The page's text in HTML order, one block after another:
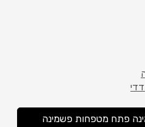
פתח מטפחות פשמינה